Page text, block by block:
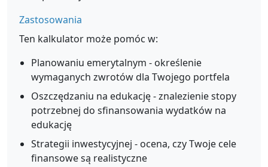
Zastosowania
Ten kalkulator może pomóc w:
Planowaniu emerytalnym - określenie
wymaganych zwrotów dla Twojego portfela
Oszczędzaniu na edukację - znalezienie stopy
potrzebnej do sfinansowania wydatków na
edukację
Strategii inwestycyjnej - ocena, czy Twoje cele
finansowe są realistyczne